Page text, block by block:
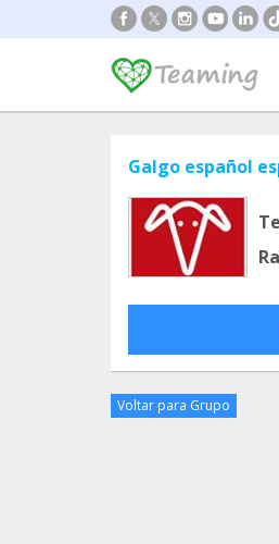
Galgo español
Voltar para Grupo